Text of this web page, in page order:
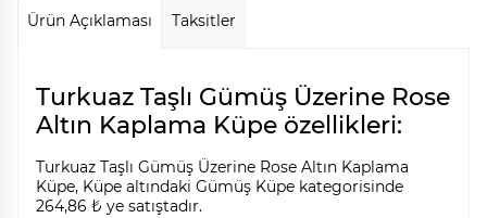
Ürün Açıklaması Taksitler
Turkuaz Taşlı Gümüş Üzerine Rose
Altın Kaplama Küpe özellikleri:
Turkuaz Taşlı Gümüş Üzerine Rose Altın Kaplama
Küpe, Küpe altındaki Gümüş Küpe kategorisinde
264,86 ₺ ye satıştadır.